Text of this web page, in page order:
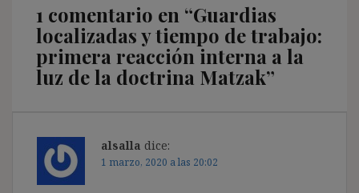
1 comentario en “Guardias
localizadas y tiempo de trabajo:
primera reacción interna a la
luz de la doctrina Matzak”
alsalla dice:
1 marzo, 2020 a las 20:02